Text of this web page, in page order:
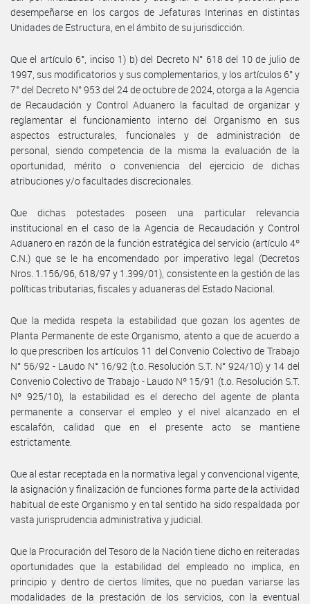
desempeñarse en los cargos de Jefaturas Interinas en distintas
Unidades de Estructura, en el ámbito de su jurisdicción.
Que el artículo 6°, inciso 1) b) del Decreto N° 618 del 10 de julio de
1997, sus modificatorios y sus complementarios, y los artículos 6° y
7° del Decreto N° 953 del 24 de octubre de 2024, otorga a la Agencia
de Recaudación y Control Aduanero la facultad de organizar y
reglamentar el funcionamiento interno del Organismo en sus
aspectos estructurales, funcionales y de administración de
personal, siendo competencia de la misma la evaluación de la
oportunidad, mérito o conveniencia del ejercicio de dichas
atribuciones y/o facultades discrecionales.
Que dichas potestades poseen una particular relevancia
institucional en el caso de la Agencia de Recaudación y Control
Aduanero en razón de la función estratégica del servicio (artículo 4º
C.N.) que se le ha encomendado por imperativo legal (Decretos
Nros. 1.156/96, 618/97 y 1.399/01), consistente en la gestión de las
políticas tributarias, fiscales y aduaneras del Estado Nacional.
Que la medida respeta la estabilidad que gozan los agentes de
Planta Permanente de este Organismo, atento a que de acuerdo a
lo que prescriben los artículos 11 del Convenio Colectivo de Trabajo
N° 56/92 - Laudo N° 16/92 (t.o. Resolución S.T. N° 924/10) y 14 del
Convenio Colectivo de Trabajo - Laudo Nº 15/91 (t.o. Resolución S.T.
Nº 925/10), la estabilidad es el derecho del agente de planta
permanente a conservar el empleo y el nivel alcanzado en el
escalafón, calidad que en el presente acto se mantiene
estrictamente.
Que al estar receptada en la normativa legal y convencional vigente,
la asignación y finalización de funciones forma parte de la actividad
habitual de este Organismo y en tal sentido ha sido respaldada por
vasta jurisprudencia administrativa y judicial.
Que la Procuración del Tesoro de la Nación tiene dicho en reiteradas
oportunidades que la estabilidad del empleado no implica, en
principio y dentro de ciertos límites, que no puedan variarse las
modalidades de la prestación de los servicios, con la eventual